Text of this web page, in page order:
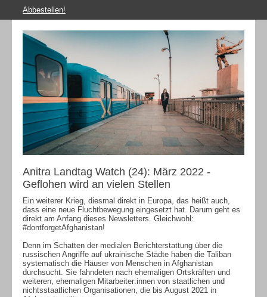
Abbestellen!
Anitra Landtag Watch (24): März 2022 -
Geflohen wird an vielen Stellen
Ein weiterer Krieg, diesmal direkt in Europa, das heißt auch,
dass eine neue Fluchtbewegung eingesetzt hat. Darum geht es
direkt am Anfang dieses Newsletters. Gleichwohl:
#dontforgetAfghanistan!
Denn im Schatten der medialen Berichterstattung über die
russischen Angriffe auf ukrainische Städte haben die Taliban
systematisch die Häuser von Menschen in Afghanistan
durchsucht. Sie fahndeten nach ehemaligen Ortskräften und
weiteren, ehemaligen Mitarbeiter:innen von staatlichen und
nichtsstaatlichen Organisationen, die bis August 2021 in